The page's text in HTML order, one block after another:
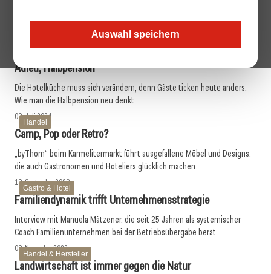
Auswahl speichern
Welches Potenzial haben Laborfleisch, pflanzliche Alternativen und
Algenprodukte? Wir sprachen mit einer Forscherin.
20. August 2024
Adieu, Halbpension
Die Hotelküche muss sich verändern, denn Gäste ticken heute anders.
Wie man die Halbpension neu denkt.
Handel
03. Juli 2024
Camp, Pop oder Retro?
„byThom“ beim Karmelitermarkt führt ausgefallene Möbel und Designs,
die auch Gastronomen und Hoteliers glücklich machen.
Gastro & Hotel
13. September 2023
Familiendynamik trifft Unternehmensstrategie
Interview mit Manuela Mätzener, die seit 25 Jahren als systemischer
Coach ­Familienunternehmen bei der ­Betriebsübergabe berät.
Handel & Hersteller
08. November 2022
Landwirtschaft ist immer gegen die Natur